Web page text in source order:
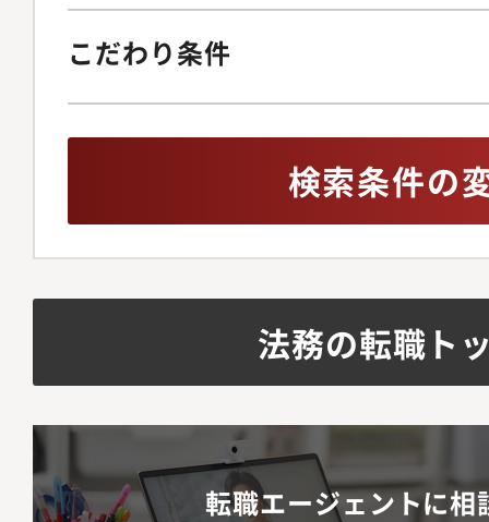
こだわり条件
検索条件の
法務の転職ト
転職エージェントに相